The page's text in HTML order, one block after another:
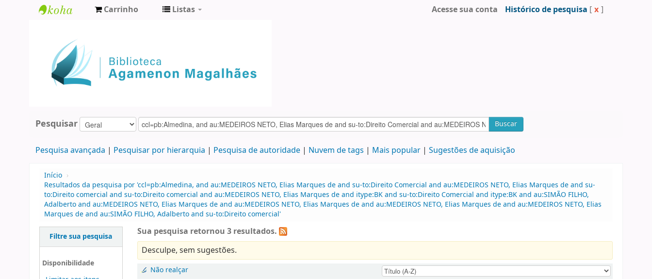
Agamenon
Magalhães
Carrinho Listas Acesse sua conta Histórico de pesquisa [ x ]
Pesquisar Buscar
Pesquisa avançada Pesquisar por hierarquia Pesquisa de autoridade Nuvem de tags Mais popular Sugestões de aquisição
Início ›
Resultados da pesquisa por 'ccl=pb:Almedina, and au:MEDEIROS NETO, Elias Marques de and su-to:Direito Comercial and au:MEDEIROS NETO, Elias Marques de and su-
to:Direito comercial and su-to:Direito comercial and au:MEDEIROS NETO, Elias Marques de and itype:BK and su-to:Direito Comercial and itype:BK and au:SIMÃO FILHO,
Adalberto and au:MEDEIROS NETO, Elias Marques de and au:MEDEIROS NETO, Elias Marques de and au:MEDEIROS NETO, Elias Marques de and au:MEDEIROS NETO, Elias
Marques de and au:SIMÃO FILHO, Adalberto and su-to:Direito comercial'
Filtre sua pesquisa
Disponibilidade
Sua pesquisa retornou 3 resultados.
Desculpe, sem sugestões.
Não realçar